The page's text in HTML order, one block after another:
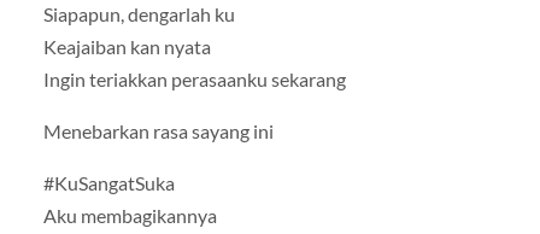
Siapapun, dengarlah ku
Keajaiban kan nyata
Ingin teriakkan perasaanku sekarang
Menebarkan rasa sayang ini
#KuSangatSuka
Aku membagikannya